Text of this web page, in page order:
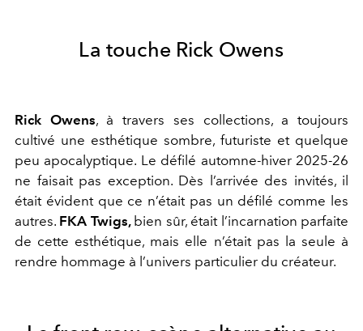
La touche Rick Owens
Rick Owens, à travers ses collections, a toujours
cultivé une esthétique sombre, futuriste et quelque
peu apocalyptique. Le défilé automne-hiver 2025-26
ne faisait pas exception. Dès l’arrivée des invités, il
était évident que ce n’était pas un défilé comme les
autres. FKA Twigs, bien sûr, était l’incarnation parfaite
de cette esthétique, mais elle n’était pas la seule à
rendre hommage à l’univers particulier du créateur.